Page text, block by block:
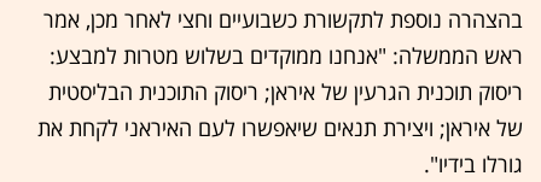
בהצהרה נוספת לתקשורת כשבועיים וחצי לאחר מכן, אמר
ראש הממשלה: "אנחנו ממוקדים בשלוש מטרות למבצע:
ריסוק תוכנית הגרעין של איראן; ריסוק התוכנית הבליסטית
של איראן; ויצירת תנאים שיאפשרו לעם האיראני לקחת את
גורלו בידיו".